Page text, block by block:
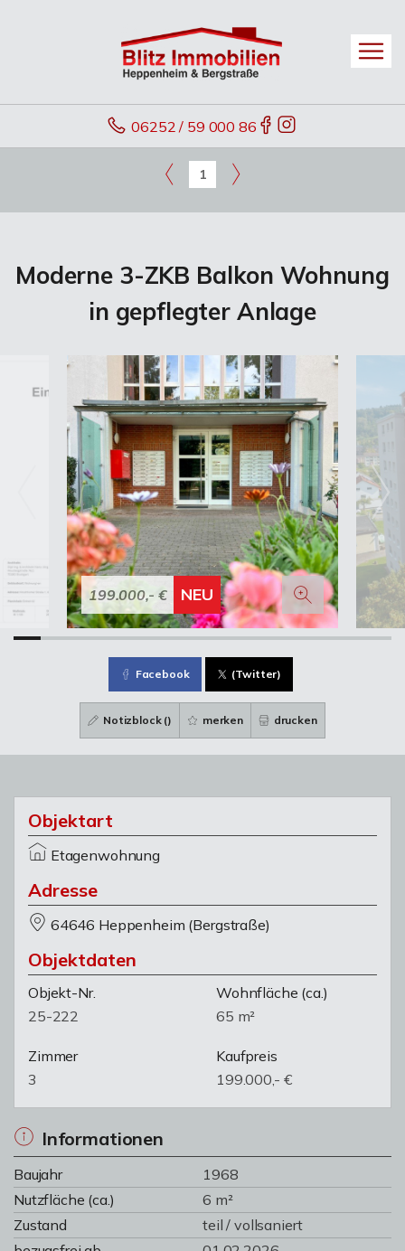
06252 / 59 000 86
1
Moderne 3-ZKB Balkon Wohnung
in gepflegter Anlage
199.000,- € NEU
Facebook (Twitter)
Notizblock () merken drucken
Objektart
Etagenwohnung
Adresse
64646 Heppenheim (Bergstraße)
Objektdaten
Objekt-Nr.
25-222
Wohnfläche (ca.)
65 m²
Zimmer
3
Kaufpreis
199.000,- €
Informationen
Baujahr
1968
Nutzfläche (ca.)
6 m²
Zustand
teil / vollsaniert